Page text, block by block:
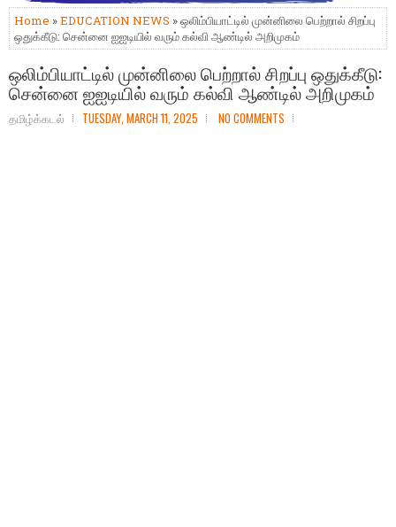
Home »EDUCATION NEWS » ஒலிம்பியாட்டில் முன்னிலை பெற்றால் சிறப்பு
ஒதுக்கீடு: சென்னை ஐஐடியில் வரும் கல்வி ஆண்டில் அறிமுகம்
ஒலிம்பியாட்டில் முன்னிலை பெற்றால் சிறப்பு ஒதுக்கீடு:
சென்னை ஐஐடியில் வரும் கல்வி ஆண்டில் அறிமுகம்
தமிழ்க்கடல் TUESDAY, MARCH 11, 2025 NO COMMENTS